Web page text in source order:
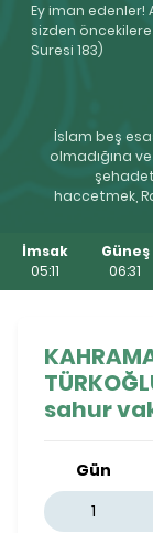
Ey iman edenler!
sizden öncekilere
Suresi 183)
İslam beş
olmadığına
haccetmek,
İmsak
05:11
Güneş
06:31
sahur
Gün
1